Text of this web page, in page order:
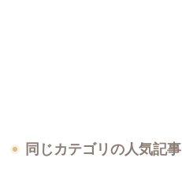
同じカテゴリの人気記事